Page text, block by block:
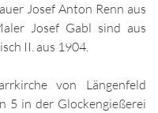
Josef Anton Renn aus
Josef Gabl sind aus
II. aus 1904.
von Längenfeld
5 in der Glockengießerei